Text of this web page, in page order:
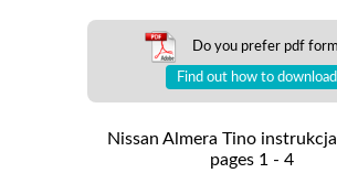
Do you prefer pdf
Find out how to download
Nissan Almera Tino
pages 1 - 4